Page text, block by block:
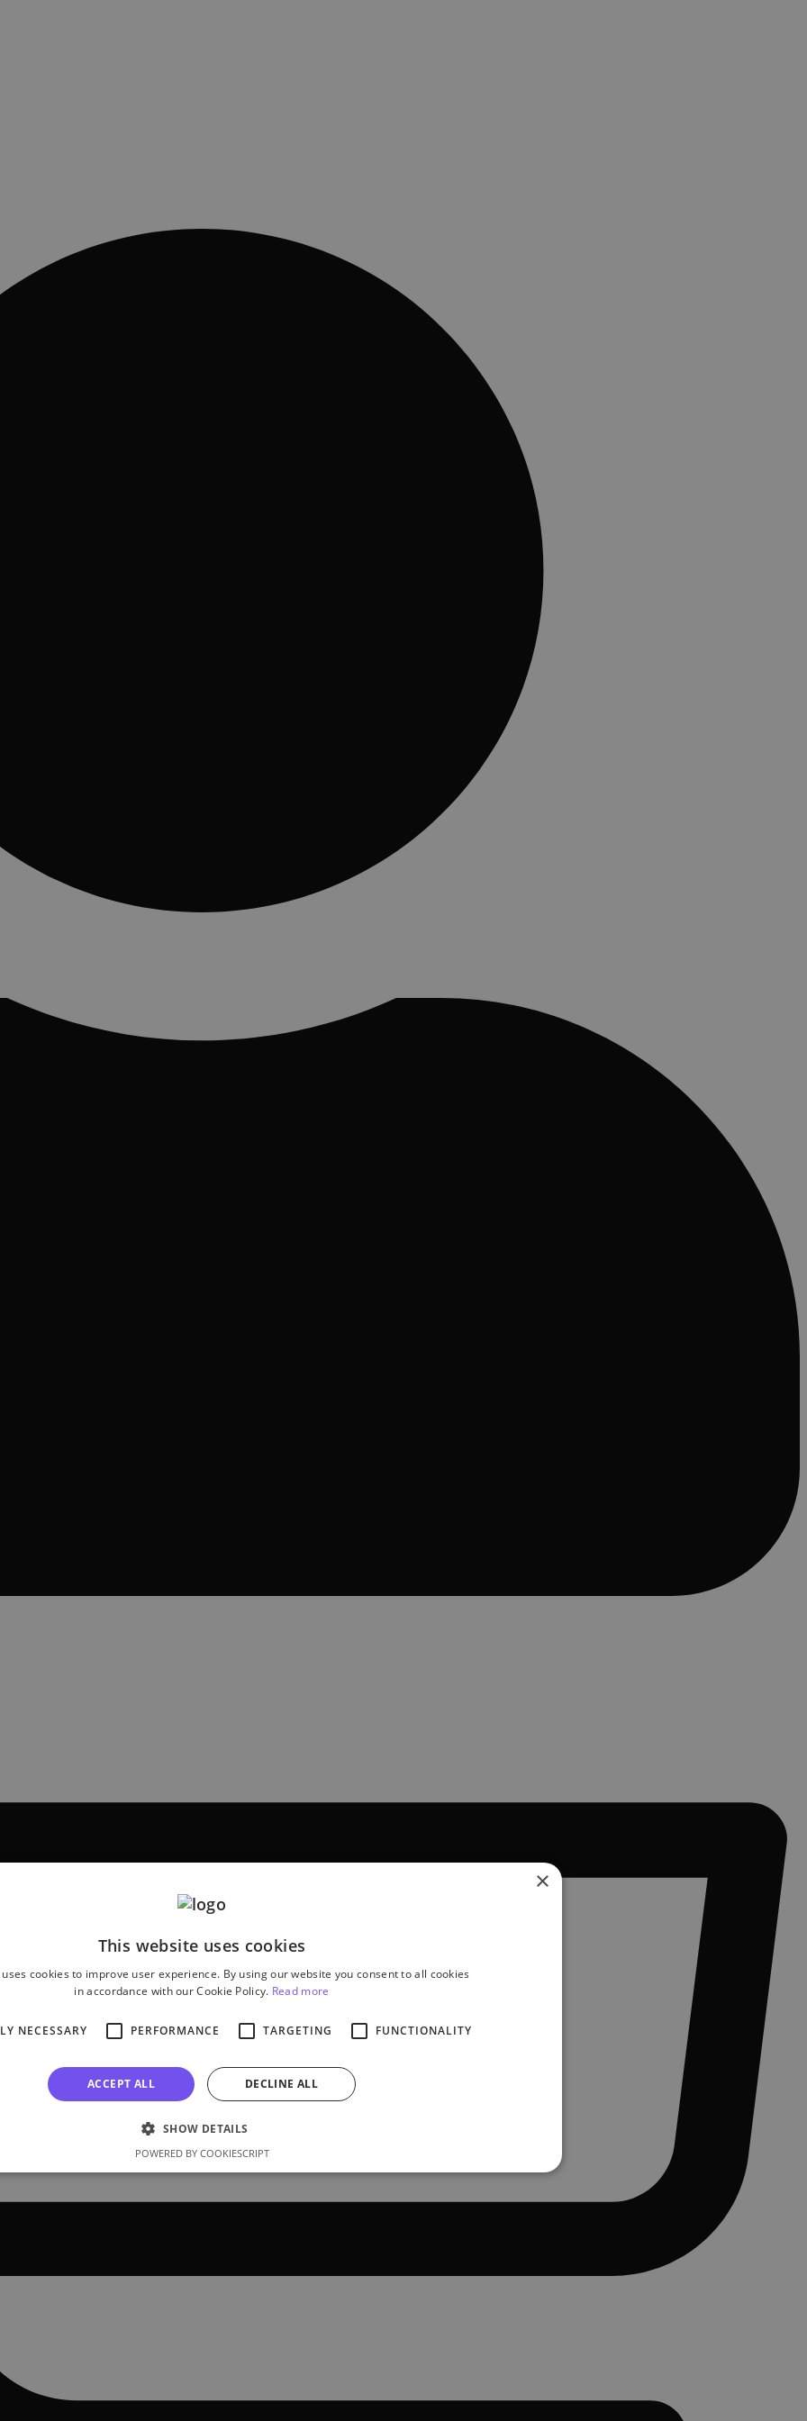
×
This website uses cookies
cookies to improve user experience. By using our website you consent to all cookies
in accordance with our Cookie Policy. Read more
NECESSARY PERFORMANCE TARGETING FUNCTIONALITY
ACCEPT ALL DECLINE ALL
SHOW DETAILS
POWERED BY COOKIESCRIPT